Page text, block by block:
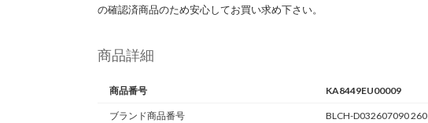
の確認済商品のため安心してお買い求め下さい。
商品詳細
商品番号 KA8449EU00009
ブランド商品番号 BLCH-D032607090 260